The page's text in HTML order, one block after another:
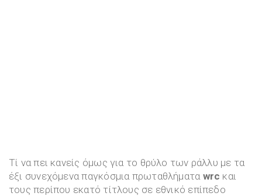
Τί να πει κανείς όμως για το θρύλο των ράλλυ με τα
έξι συνεχόμενα παγκόσμια πρωταθλήματα wrc και
τους περίπου εκατό τίτλους σε εθνικό επίπεδο